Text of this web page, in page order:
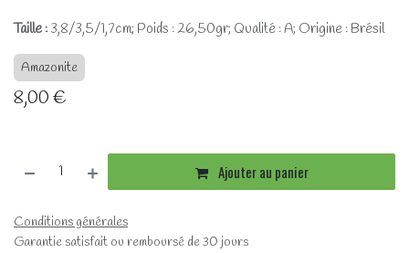
Taille : 3,8/3,5/1,7cm; Poids : 26,50gr; Qualité : A; Origine : Brésil
Amazonite
8,00€
Ajouter au panier
Conditions générales
Garantie satisfait ou remboursé de 30 jours